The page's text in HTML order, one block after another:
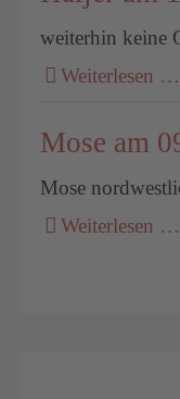
weiterhin keine
Weiterlesen …
Mose am
Mose
Weiterlesen …